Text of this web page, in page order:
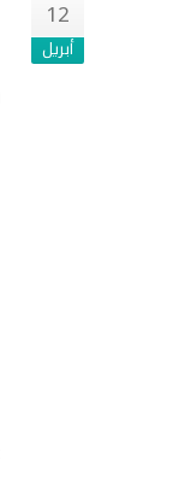
12
أبريل